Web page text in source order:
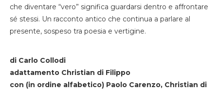
che diventare “vero” significa guardarsi dentro e affrontare
sé stessi. Un racconto antico che continua a parlare al
presente, sospeso tra poesia e vertigine.
di Carlo Collodi
adattamento Christian di Filippo
con (in ordine alfabetico) Paolo Carenzo, Christian di